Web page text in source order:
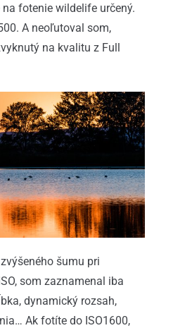
fotenie wildelife určený.
A neoľutoval som,
na kvalitu z Full
šumu pri
som zaznamenal iba
dynamický rozsah,
Ak fotíte do ISO1600,